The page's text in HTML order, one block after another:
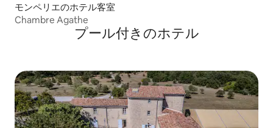
モンペリエのホテル客室
Chambre Agathe
プール付きのホ⁠テ⁠ル